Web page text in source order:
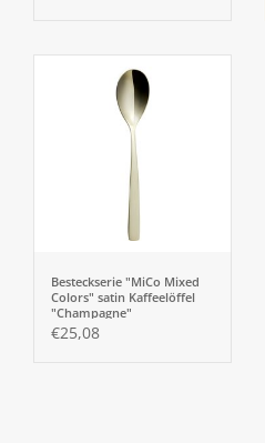
Besteckserie "MiCo Mixed
Colors" satin Kaffeelöffel
"Champagne"
€25,08